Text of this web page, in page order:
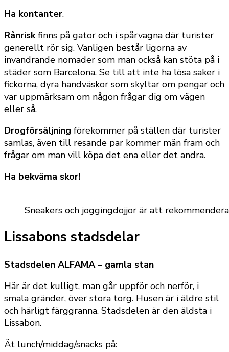
Ha kontanter.
Rånriskfinns på gator och i spårvagna där turister
generellt rör sig. Vanligen består ligorna av
invandrande nomader som man också kan stöta på i
städer som Barcelona. Se till att inte ha lösa saker i
fickorna, dyra handväskor som skyltar om pengar och
var uppmärksam om någon frågar dig om vägen
eller så.
Drogförsäljning förekommer på ställen där turister
samlas, även till resande par kommer män fram och
frågar om man vill köpa det ena eller det andra.
Ha bekväma skor!
Sneakers och joggingdojjor är att rekommendera
Lissabons stadsdelar
Stadsdelen ALFAMA – gamla stan
Här är det kulligt, man går uppför och nerför, i
smala gränder, över stora torg. Husen är i äldre stil
och härligt färggranna. Stadsdelen är den äldsta i
Lissabon.
Ät lunch/middag/snacks på: